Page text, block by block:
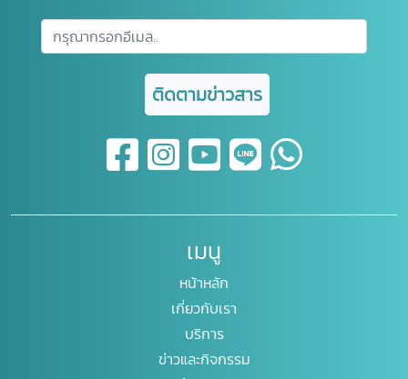
ติดตามข่าวสาร
เมนู
หน้าหลัก
เกี่ยวกับเรา
บริการ
ข่าวและกิจกรรม